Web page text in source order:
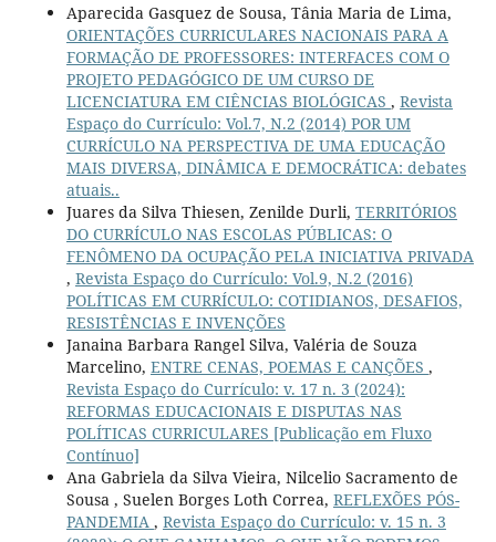
Aparecida Gasquez de Sousa, Tânia Maria de Lima,
ORIENTAÇÕES CURRICULARES NACIONAIS PARA A
FORMAÇÃO DE PROFESSORES: INTERFACES COM O
PROJETO PEDAGÓGICO DE UM CURSO DE
LICENCIATURA EM CIÊNCIAS BIOLÓGICAS , Revista
Espaço do Currículo: Vol.7, N.2 (2014) POR UM
CURRÍCULO NA PERSPECTIVA DE UMA EDUCAÇÃO
MAIS DIVERSA, DINÂMICA E DEMOCRÁTICA: debates
atuais..
Juares da Silva Thiesen, Zenilde Durli, TERRITÓRIOS
DO CURRÍCULO NAS ESCOLAS PÚBLICAS: O
FENÔMENO DA OCUPAÇÃO PELA INICIATIVA PRIVADA
, Revista Espaço do Currículo: Vol.9, N.2 (2016)
POLÍTICAS EM CURRÍCULO: COTIDIANOS, DESAFIOS,
RESISTÊNCIAS E INVENÇÕES
Janaina Barbara Rangel Silva, Valéria de Souza
Marcelino, ENTRE CENAS, POEMAS E CANÇÕES ,
Revista Espaço do Currículo: v. 17 n. 3 (2024):
REFORMAS EDUCACIONAIS E DISPUTAS NAS
POLÍTICAS CURRICULARES [Publicação em Fluxo
Contínuo]
Ana Gabriela da Silva Vieira, Nilcelio Sacramento de
Sousa , Suelen Borges Loth Correa, REFLEXÕES PÓS-
PANDEMIA , Revista Espaço do Currículo: v. 15 n. 3